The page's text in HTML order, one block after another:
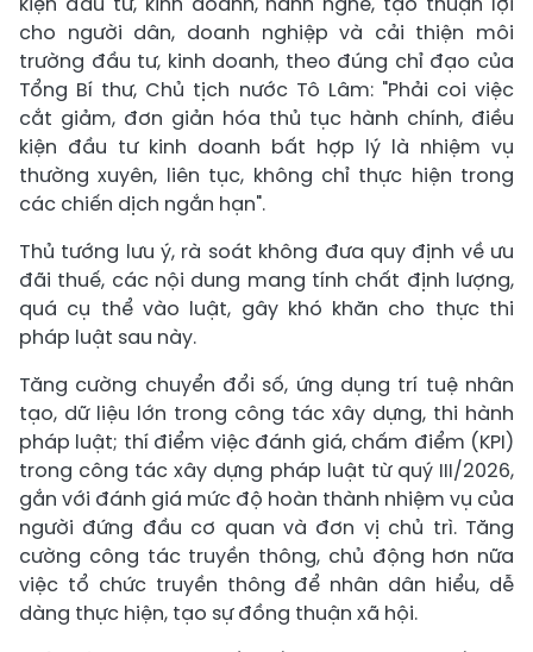
cho người dân, doanh nghiệp và cải thiện môi
trường đầu tư, kinh doanh, theo đúng chỉ đạo của
Tổng Bí thư, Chủ tịch nước Tô Lâm: "Phải coi việc
cắt giảm, đơn giản hóa thủ tục hành chính, điều
kiện đầu tư kinh doanh bất hợp lý là nhiệm vụ
thường xuyên, liên tục, không chỉ thực hiện trong
các chiến dịch ngắn hạn".
Thủ tướng lưu ý, rà soát không đưa quy định về ưu
đãi thuế, các nội dung mang tính chất định lượng,
quá cụ thể vào luật, gây khó khăn cho thực thi
pháp luật sau này.
Tăng cường chuyển đổi số, ứng dụng trí tuệ nhân
tạo, dữ liệu lớn trong công tác xây dựng, thi hành
pháp luật; thí điểm việc đánh giá, chấm điểm (KPI)
trong công tác xây dựng pháp luật từ quý III/2026,
gắn với đánh giá mức độ hoàn thành nhiệm vụ của
người đứng đầu cơ quan và đơn vị chủ trì. Tăng
cường công tác truyền thông, chủ động hơn nữa
việc tổ chức truyền thông để nhân dân hiểu, dễ
dàng thực hiện, tạo sự đồng thuận xã hội.